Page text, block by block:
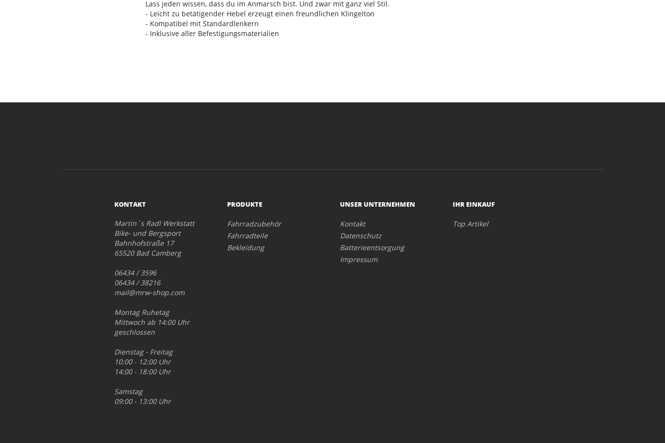
Lass jeden wissen, dass du im Anmarsch bist. Und zwar mit ganz viel Stil.
- Leicht zu betätigender Hebel erzeugt einen freundlichen Klingelton
- Kompatibel mit Standardlenkern
- Inklusive aller Befestigungsmaterialien
KONTAKT
Martin´s Radl Werkstatt
Bike- und Bergsport
Bahnhofstraße 17
65520 Bad Camberg
06434 / 3596
06434 / 38216
mail@mrw-shop.com
Montag Ruhetag
Mittwoch ab 14:00 Uhr
geschlossen
Dienstag - Freitag
10:00 - 12:00 Uhr
14:00 - 18:00 Uhr
Samstag
09:00 - 13:00 Uhr
PRODUKTE
Fahrradzubehör
Fahrradteile
Bekleidung
UNSER UNTERNEHMEN
Kontakt
Datenschutz
Batterieentsorgung
Impressum
IHR EINKAUF
Top Artikel